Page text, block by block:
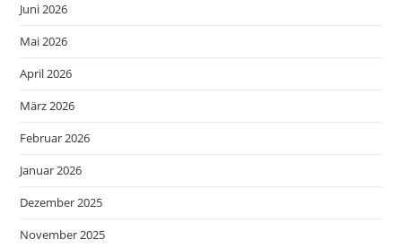
Juni 2026
Mai 2026
April 2026
März 2026
Februar 2026
Januar 2026
Dezember 2025
November 2025